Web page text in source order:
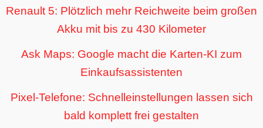
Renault 5: Plötzlich mehr Reichweite beim großen
Akku mit bis zu 430 Kilometer
Ask Maps: Google macht die Karten-KI zum
Einkaufsassistenten
Pixel-Telefone: Schnelleinstellungen lassen sich
bald komplett frei gestalten